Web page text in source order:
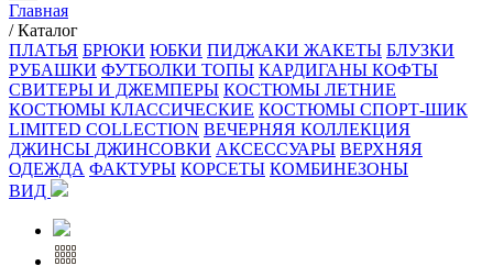
Главная
/ Каталог
ПЛАТЬЯ БРЮКИ ЮБКИ ПИДЖАКИ ЖАКЕТЫ БЛУЗКИ
РУБАШКИ ФУТБОЛКИ ТОПЫ КАРДИГАНЫ КОФТЫ
СВИТЕРЫ И ДЖЕМПЕРЫ КОСТЮМЫ ЛЕТНИЕ
КОСТЮМЫ КЛАССИЧЕСКИЕ КОСТЮМЫ СПОРТ-ШИК
LIMITED COLLECTION ВЕЧЕРНЯЯ КОЛЛЕКЦИЯ
ДЖИНСЫ ДЖИНСОВКИ АКСЕССУАРЫ ВЕРХНЯЯ
ОДЕЖДА ФАКТУРЫ КОРСЕТЫ КОМБИНЕЗОНЫ
ВИД